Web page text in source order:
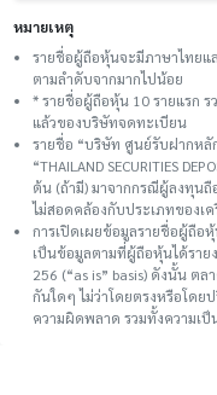
หมายเหตุ
รายชื่อผู้ถือหุ้นจะมีภาษาไทยแ
ตามลำดับจากมากไปน้อย
* รายชื่อผู้ถือหุ้น 10 รายแรก
แล้วของบริษัทจดทะเบียน
รายชื่อ “บริษัท ศูนย์รับฝากหลั
“THAILAND SECURITIES
ต้น (ถ้ามี) มาจากกรณีผู้ลงทุน
ไม่สอดคล้องกับประเภทของเ
การเปิดเผยข้อมูลรายชื่อผู้ถือ
เป็นข้อมูลตามที่ผู้ถือหุ้นได้ราย
256 (“as is” basis) ดังนั้น ต
กันใดๆ ไม่ว่าโดยตรงหรือโดย
ความผิดพลาด รวมทั้งความเ